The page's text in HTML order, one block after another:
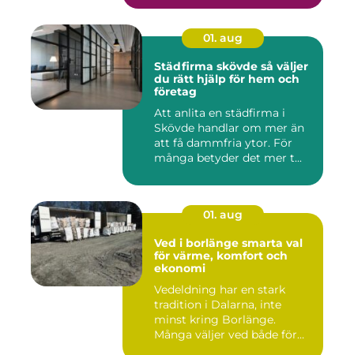
01. aug
Städfirma skövde så väljer
du rätt hjälp för hem och
företag
Att anlita en städfirma i
Skövde handlar om mer än
att få dammfria ytor. För
många betyder det mer t...
01. aug
Ved i borlänge smarta val
för värme, komfort och
ekonomi
Vedeldning har en stark
tradition i Dalarna, inte
minst kring Borlänge.
Många väljer ved både för